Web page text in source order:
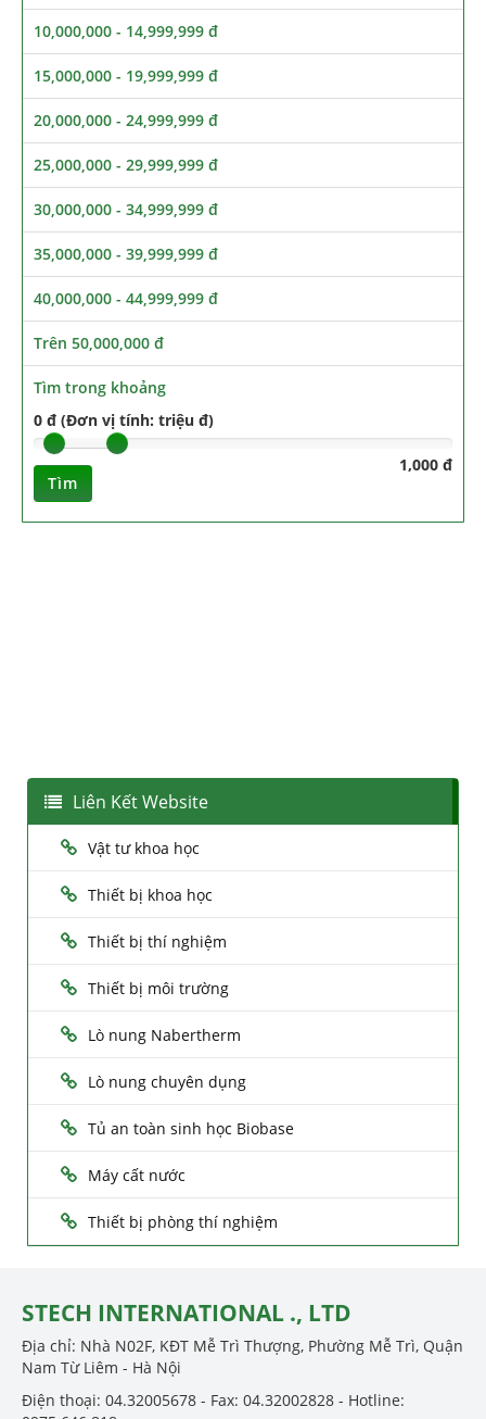
10,000,000 - 14,999,999 đ
15,000,000 - 19,999,999 đ
20,000,000 - 24,999,999 đ
25,000,000 - 29,999,999 đ
30,000,000 - 34,999,999 đ
35,000,000 - 39,999,999 đ
40,000,000 - 44,999,999 đ
Trên 50,000,000 đ
Tìm trong khoảng
0 đ (Đơn vị tính: triệu đ)
1,000 đ
Tìm
Liên Kết Website
Vật tư khoa học
Thiết bị khoa học
Thiết bị thí nghiệm
Thiết bị môi trường
Lò nung Nabertherm
Lò nung chuyên dụng
Tủ an toàn sinh học Biobase
Máy cất nước
Thiết bị phòng thí nghiệm
STECH INTERNATIONAL ., LTD
Địa chỉ: Nhà N02F, KĐT Mễ Trì Thượng, Phường Mễ Trì, Quận
Nam Từ Liêm - Hà Nội
Điện thoại: 04.32005678 - Fax: 04.32002828 - Hotline: